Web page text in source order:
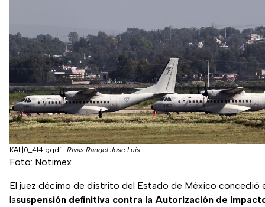
KAL|0_4l4lgqdf Rivas Rangel Jose Luis
Foto: Notimex
El juez décimo de distrito del Estado de México concedió
lasuspensión definitiva contra la Autorización de